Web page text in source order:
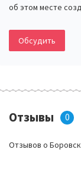
об этом месте
Обсудить
Отзывы 0
Отзывов о